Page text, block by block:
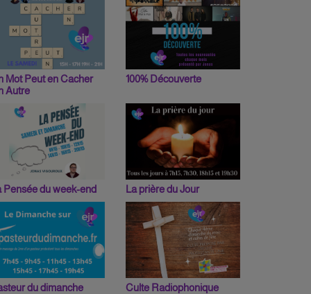
Mot Peut en Cacher
Autre
100% Découverte
Pensée du week-end La prière du Jour
du dimanche Culte Radiophonique